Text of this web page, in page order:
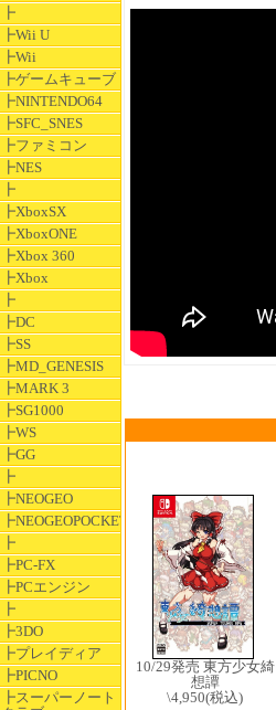
┣
┣Wii U
┣Wii
┣ゲームキューブ
┣NINTENDO64
┣SFC_SNES
┣ファミコン
┣NES
┣
┣XboxSX
┣XboxONE
┣Xbox 360
┣Xbox
┣
┣DC
┣SS
┣MD_GENESIS
┣MARK 3
┣SG1000
┣WS
┣GG
┣
┣NEOGEO
┣NEOGEOPOCKET
┣
┣PC-FX
┣PCエンジン
┣
┣3DO
┣プレイディア
┣PICNO
┣スーパーノート
10/29発売 東方少女綺
想譚
\4,950(税込)